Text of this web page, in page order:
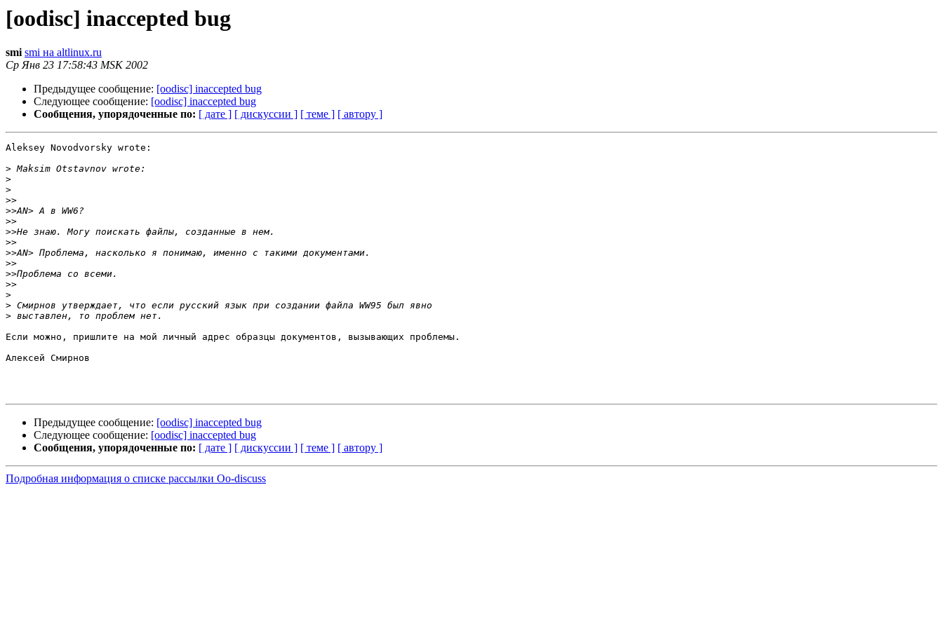
[oodisc] inaccepted bug
smi smi на altlinux.ru
Ср Янв 23 17:58:43 MSK 2002
Предыдущее сообщение: [oodisc] inaccepted bug
Следующее сообщение: [oodisc] inaccepted bug
Сообщения, упорядоченные по: [ дате ] [ дискуссии ] [ теме ] [ автору ]
Aleksey Novodvorsky wrote:
>
>
>
>>
>>
>>
>>
>>
>>
>>
>>
>>
>
>
>
Если можно, пришлите на мой личный адрес образцы документов, вызывающих проблемы.
Алексей Смирнов
Предыдущее сообщение: [oodisc] inaccepted bug
Следующее сообщение: [oodisc] inaccepted bug
Сообщения, упорядоченные по: [ дате ] [ дискуссии ] [ теме ] [ автору ]
Подробная информация о списке рассылки Oo-discuss